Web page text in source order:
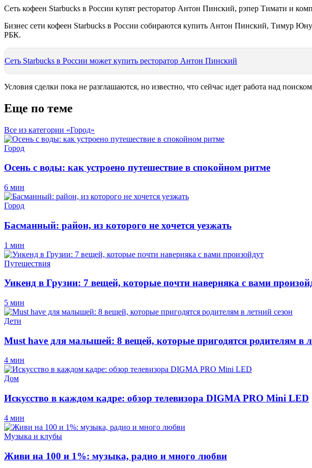
Сеть кофеен Starbucks в России купят ресторатор Антон Пинский, рэпер Тимати и
Бизнес сети кофеен Starbucks в России собираются купить Антон Пинский, Тимур
РБК.
Сеть Starbucks в России может купить ресторатор Антон Пинский
Условия сделки пока не разглашаются, но известно, что сейчас идет работа над
Еще по теме
Все из категории «Город»
Город
Осень с воды: как устроено путешествие в спокойном ритме
6 мин
Город
Басманный: район, из которого не хочется уезжать
1 мин
Путешествия
Уикенд в Грузии: 7 вещей, которые почти наверняка с вами
5 мин
Дети
Must have для малышей: 8 вещей, которые пригодятся родителям в
4 мин
Дом
Искусство в каждом кадре: обзор телевизора DIGMA PRO Mini LED
4 мин
Музыка и клубы
Живи на 100 и 1%: музыка, радио и много любви